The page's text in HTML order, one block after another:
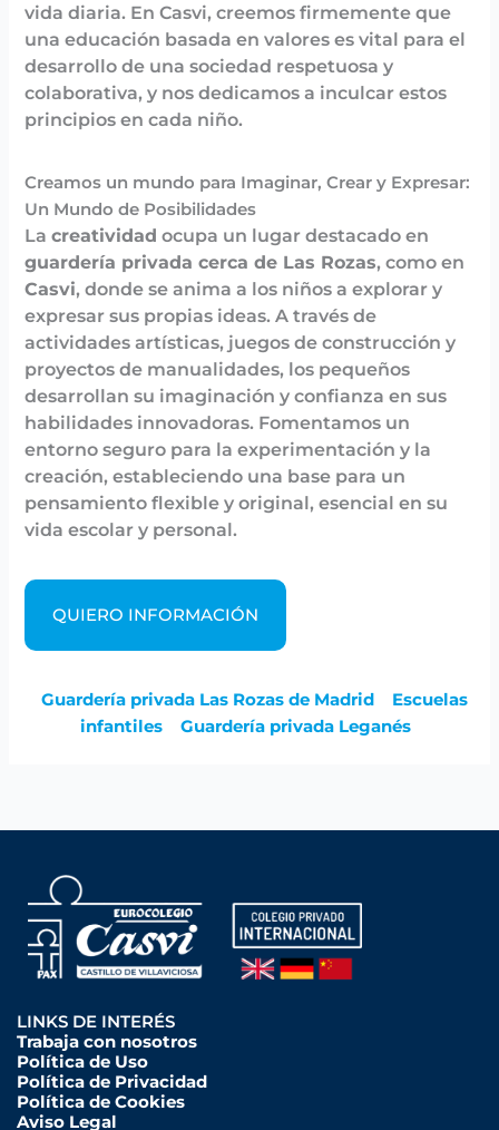
vida diaria. En Casvi, creemos firmemente que
una educación basada en valores es vital para el
desarrollo de una sociedad respetuosa y
colaborativa, y nos dedicamos a inculcar estos
principios en cada niño.
Creamos un mundo para Imaginar, Crear y Expresar:
Un Mundo de Posibilidades
Lacreatividad ocupa un lugar destacado en
guardería privada cerca de Las Rozas, como en
Casvi, donde se anima a los niños a explorar y
expresar sus propias ideas. A través de
actividades artísticas, juegos de construcción y
proyectos de manualidades, los pequeños
desarrollan su imaginación y confianza en sus
habilidades innovadoras. Fomentamos un
entorno seguro para la experimentación y la
creación, estableciendo una base para un
pensamiento flexible y original, esencial en su
vida escolar y personal.
QUIERO INFORMACIÓN
Guardería privada Las Rozas de Madrid
Escuelas
infantiles
Guardería privada Leganés
LINKS DE INTERÉS
Trabaja con nosotros
Política de Uso
Política de Privacidad
Política de Cookies
Aviso Legal